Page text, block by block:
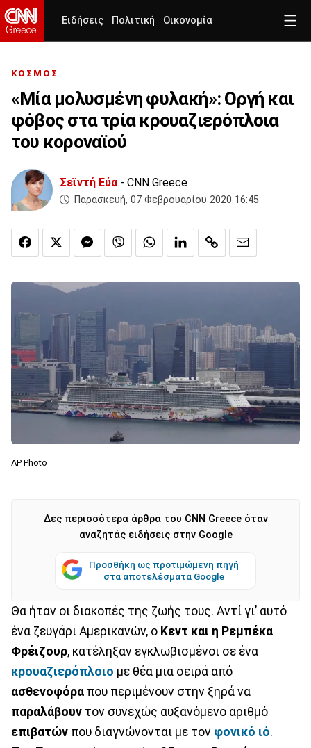
Ειδήσεις Πολιτική Οικονομία
ΚΟΣΜΟΣ
«Μία μολυσμένη φυλακή»: Οργή και
φόβος στα τρία κρουαζιερόπλοια
του κοροναϊού
Σεϊντή Εύα- CNN Greece
Παρασκευή, 07 Φεβρουαρίου 2020 16:45
AP Photo
Δες περισσότερα άρθρα του CNN Greece όταν
αναζητάς ειδήσεις στην Google
Προσθήκη ως προτιμώμενη πηγή
στα αποτελέσματα Google
Θα ήταν οι διακοπές της ζωής τους. Αντί γι’ αυτό
ένα ζευγάρι Αμερικανών, ο Κεντ και η Ρεμπέκα
Φρέιζουρ, κατέληξαν εγκλωβισμένοι σε ένα
κρουαζιερόπλοιο με θέα μια σειρά από
ασθενοφόρα που περιμένουν στην ξηρά να
παραλάβουν τον συνεχώς αυξανόμενο αριθμό
επιβατών που διαγνώνονται με τον φονικό ιό.